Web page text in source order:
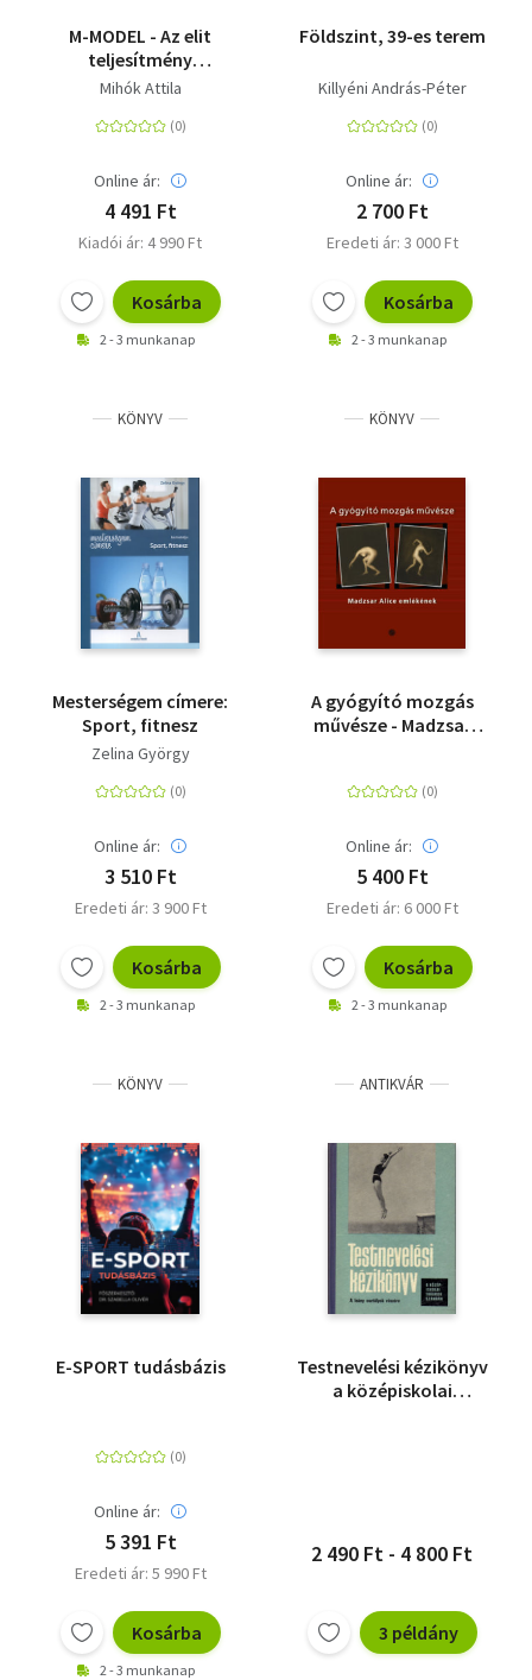
M-MODEL - Az elit
teljesítmény
keretrendszere
Mihók Attila
Online ár:
4 491 Ft
Kiadói ár: 4 990 Ft
Kosárba
2 - 3 munkanap
Földszint, 39-es terem
Killyéni András-Péter
Online ár:
2 700 Ft
Eredeti ár: 3 000 Ft
Kosárba
2 - 3 munkanap
KÖNYV
Mesterségem címere:
Sport, fitnesz
Zelina György
Online ár:
3 510 Ft
Eredeti ár: 3 900 Ft
Kosárba
2 - 3 munkanap
KÖNYV
A gyógyító mozgás
művésze - Madzsar
Online ár:
5 400 Ft
Eredeti ár: 6 000 Ft
Kosárba
2 - 3 munkanap
KÖNYV
E-SPORT tudásbázis
Online ár:
5 391 Ft
Eredeti ár: 5 990 Ft
Kosárba
2 - 3 munkanap
ANTIKVÁR
Testnevelési kézikönyv
a középiskolai
2 490 Ft - 4 800 Ft
3 példány